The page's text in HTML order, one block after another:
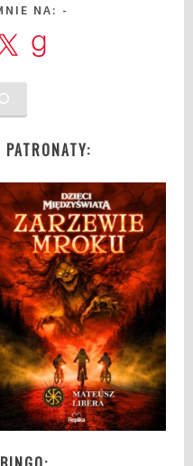
NA:
Goodreads
PATRONATY: